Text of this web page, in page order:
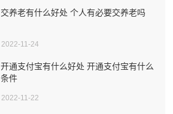
交养老有什么好处 个人有必要交养老吗
2022-11-24
开通支付宝有什么好处 开通支付宝有什么
条件
2022-11-22